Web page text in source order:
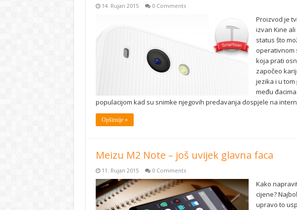
14. Rujan 2015 0 Comments
Proizvod je
izvan Kine
status što
operativnom
koja prati
započeo
jezika i u
među
populacijom kad su snimke njegovih predavanja dospjele na
Opširnije »
Meizu M2 Note – još uvijek glavna faca
11. Rujan 2015 0 Comments
Kako
cijene?
upravo to